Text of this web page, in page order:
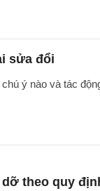
sửa đổi
ý nào và tác
theo quy